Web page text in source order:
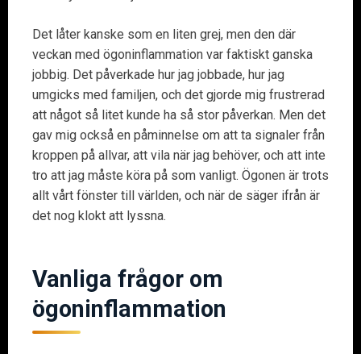
Det låter kanske som en liten grej, men den där
veckan med ögoninflammation var faktiskt ganska
jobbig. Det påverkade hur jag jobbade, hur jag
umgicks med familjen, och det gjorde mig frustrerad
att något så litet kunde ha så stor påverkan. Men det
gav mig också en påminnelse om att ta signaler från
kroppen på allvar, att vila när jag behöver, och att inte
tro att jag måste köra på som vanligt. Ögonen är trots
allt vårt fönster till världen, och när de säger ifrån är
det nog klokt att lyssna.
Vanliga frågor om
ögoninflammation